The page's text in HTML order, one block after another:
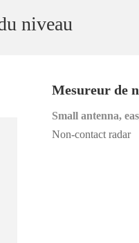
niveau
Mesureur de
Small antenna,
Non-contact radar